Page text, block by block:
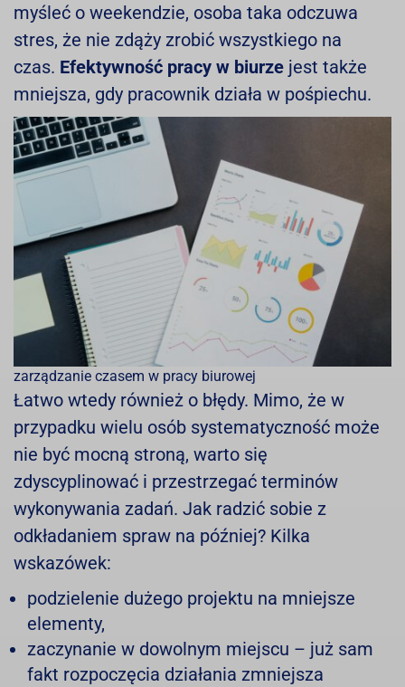
myśleć o weekendzie, osoba taka odczuwa
stres, że nie zdąży zrobić wszystkiego na
czas. Efektywność pracy w biurze jest także
mniejsza, gdy pracownik działa w pośpiechu.
zarządzanie czasem w pracy biurowej
Łatwo wtedy również o błędy. Mimo, że w
przypadku wielu osób systematyczność może
nie być mocną stroną, warto się
zdyscyplinować i przestrzegać terminów
wykonywania zadań. Jak radzić sobie z
odkładaniem spraw na później? Kilka
wskazówek:
podzielenie dużego projektu na mniejsze
elementy,
zaczynanie w dowolnym miejscu – już sam
fakt rozpoczęcia działania zmniejsza